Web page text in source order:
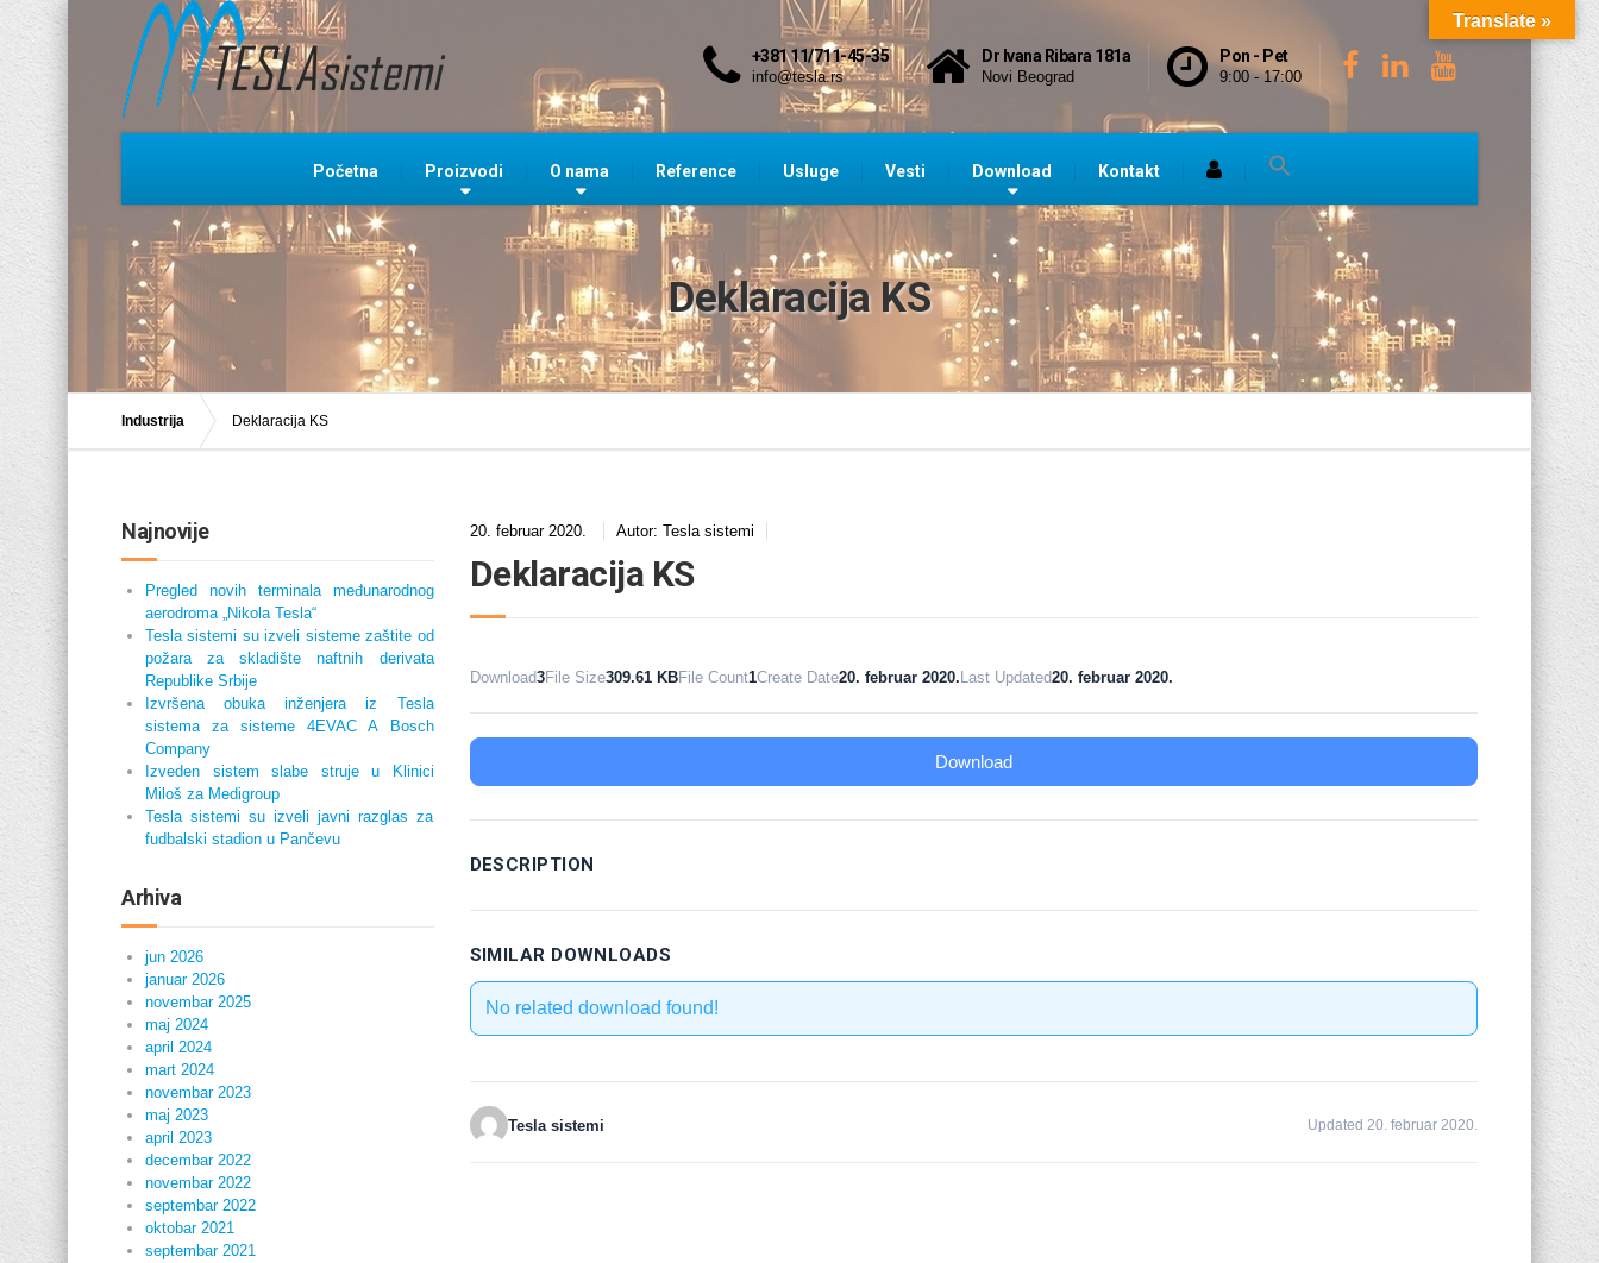
+381 11/711-45-35
info@tesla.rs
Dr Ivana Ribara 181a
Novi Beograd
Pon - Pet
9:00 - 17:00
Početna Proizvodi O nama Reference Usluge Vesti Download Kontakt
Deklaracija KS
Industrija Deklaracija KS
20. februar 2020. Autor: Tesla sistemi
Deklaracija KS
Download3File Size309.61 KBFile Count1Create Date20. februar 2020. Last Updated20. februar 2020.
Download
DESCRIPTION
SIMILAR DOWNLOADS
No related download found!
Tesla sistemi Updated 20. februar 2020.
Najnovije
Pregled novih terminala međunarodnog
aerodroma „Nikola Tesla“
Tesla sistemi su izveli sisteme zaštite od
požara za skladište naftnih derivata
Republike Srbije
Izvršena obuka inženjera iz Tesla
sistema za sisteme 4EVAC A Bosch
Company
Izveden sistem slabe struje u Klinici
Miloš za Medigroup
Tesla sistemi su izveli javni razglas za
fudbalski stadion u Pančevu
Arhiva
jun 2026
januar 2026
novembar 2025
maj 2024
april 2024
mart 2024
novembar 2023
maj 2023
april 2023
decembar 2022
novembar 2022
septembar 2022
oktobar 2021
septembar 2021
Translate »